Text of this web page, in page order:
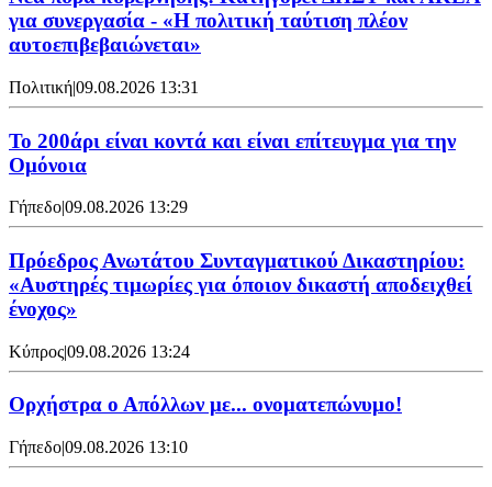
για συνεργασία - «Η πολιτική ταύτιση πλέον
αυτοεπιβεβαιώνεται»
Πολιτική|09.08.2026 13:31
Το 200άρι είναι κοντά και είναι επίτευγμα για την
Ομόνοια
Γήπεδο|09.08.2026 13:29
Πρόεδρος Ανωτάτου Συνταγματικού Δικαστηρίου:
«Αυστηρές τιμωρίες για όποιον δικαστή αποδειχθεί
ένοχος»
Κύπρος|09.08.2026 13:24
Ορχήστρα o Aπόλλων με... ονοματεπώνυμο!
Γήπεδο|09.08.2026 13:10